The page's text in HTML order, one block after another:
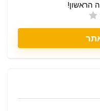
הראשון!